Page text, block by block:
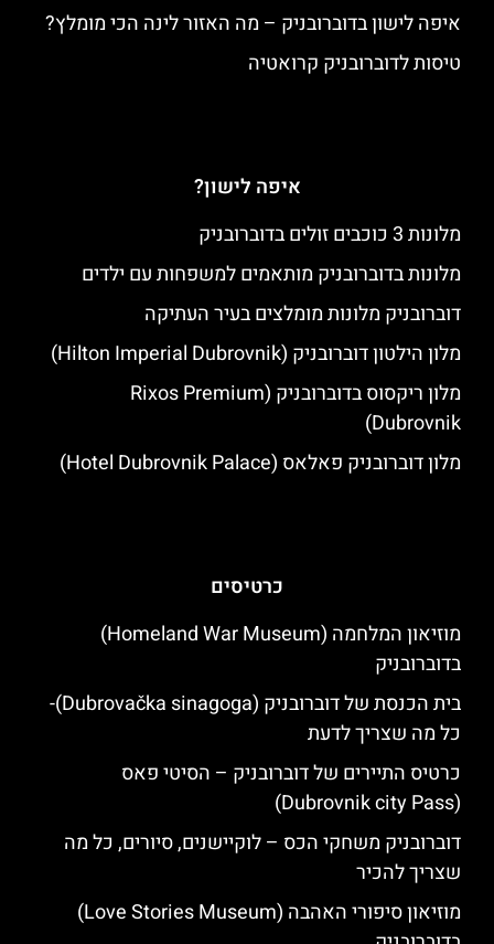
איפה לישון בדוברובניק – מה האזור לינה הכי מומלץ?
טיסות לדוברובניק קרואטיה
איפה לישון?
מלונות 3 כוכבים זולים בדוברובניק
מלונות בדוברובניק מותאמים למשפחות עם ילדים
דוברובניק מלונות מומלצים בעיר העתיקה
מלון הילטון דוברובניק (Hilton Imperial Dubrovnik)
מלון ריקסוס בדוברובניק (Rixos Premium
Dubrovnik)
מלון דוברובניק פאלאס (Hotel Dubrovnik Palace)
כרטיסים
מוזיאון המלחמה (Homeland War Museum)
בדוברובניק
בית הכנסת של דוברובניק (Dubrovačka sinagoga)-
כל מה שצריך לדעת
כרטיס התיירים של דוברובניק – הסיטי פאס
(Dubrovnik city Pass)
דוברובניק משחקי הכס – לוקיישנים, סיורים, כל מה
שצריך להכיר
מוזיאון סיפורי האהבה (Love Stories Museum)